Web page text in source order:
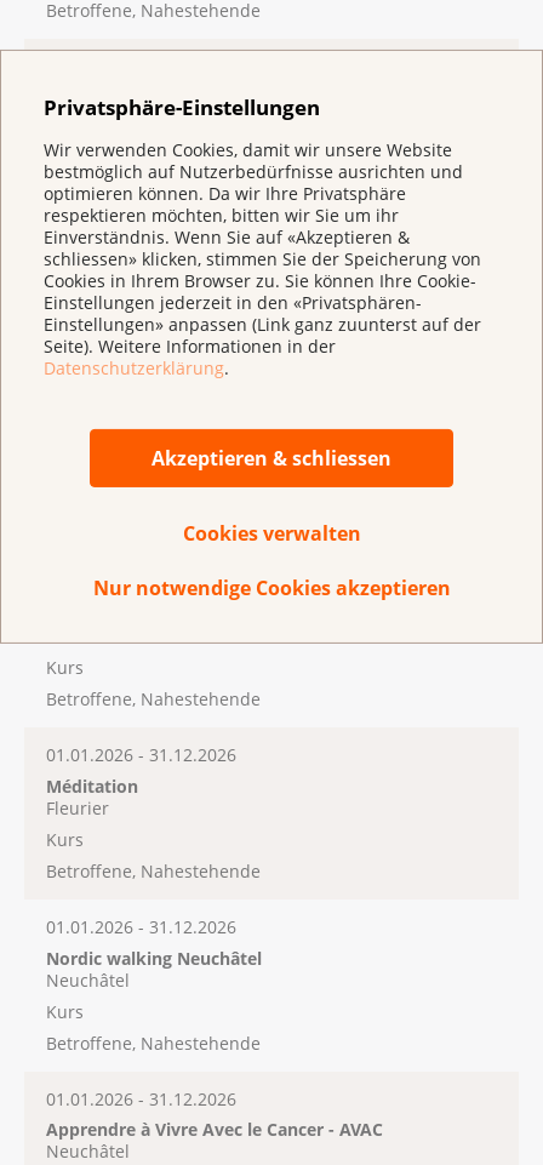
Privatsphäre-Einstellungen
Wir verwenden Cookies, damit wir unsere Website
bestmöglich auf Nutzerbedürfnisse ausrichten und
optimieren können. Da wir Ihre Privatsphäre
respektieren möchten, bitten wir Sie um ihr
Einverständnis. Wenn Sie auf «Akzeptieren &
schliessen» klicken, stimmen Sie der Speicherung von
Cookies in Ihrem Browser zu. Sie können Ihre Cookie-
Einstellungen jederzeit in den «Privatsphären-
Einstellungen» anpassen (Link ganz zuunterst auf der
Seite). Weitere Informationen in der
Datenschutzerklärung.
Akzeptieren & schliessen
Cookies verwalten
Nur notwendige Cookies akzeptieren
Betroffene, Nahestehende
Visite au musée
Neuchâtel
Treffen
Betroffene, Nahestehende
01.01.2026 - 31.12.2026
Café-Rencontre
La Chaux-de-Fonds
Treffen
Betroffene
Ramer en rose (réadaptation par l'aviron)
01.01.2026 - 31.12.2026
Kurs
Betroffene, Nahestehende
01.01.2026 - 31.12.2026
Méditation
Fleurier
Kurs
Betroffene, Nahestehende
01.01.2026 - 31.12.2026
Nordic walking Neuchâtel
Neuchâtel
Kurs
Betroffene, Nahestehende
01.01.2026 - 31.12.2026
Apprendre à Vivre Avec le Cancer - AVAC
Neuchâtel